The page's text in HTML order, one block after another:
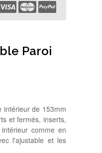
Paroi
intérieur de 153mm
et fermés, inserts,
comme en
l'ajustable et les